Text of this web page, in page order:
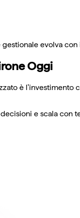
evolva con
Oggi
è
e scala